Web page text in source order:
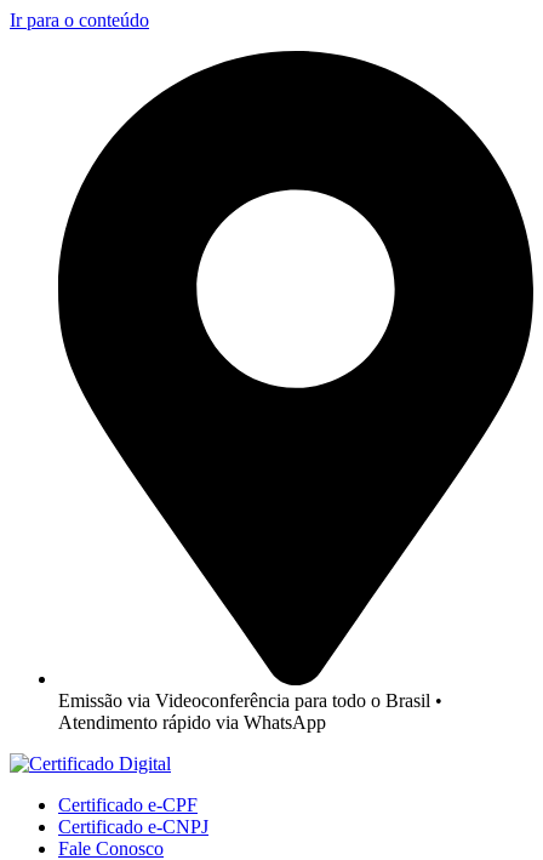
Ir para o conteúdo
Emissão via Videoconferência para todo o Brasil •
Atendimento rápido via WhatsApp
Certificado e-CPF
Certificado e-CNPJ
Fale Conosco